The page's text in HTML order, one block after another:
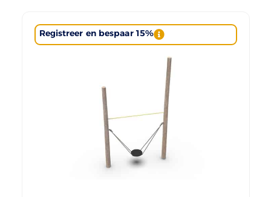
Registreer en bespaar 15%